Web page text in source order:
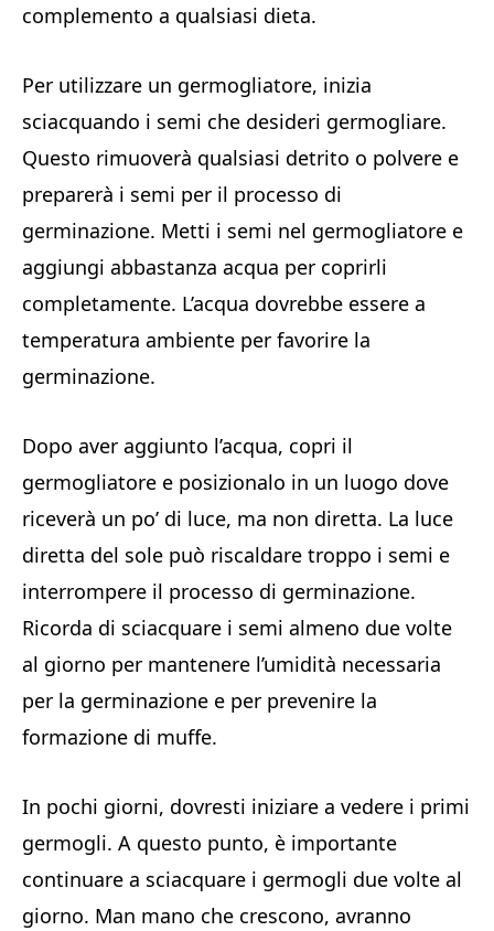
complemento a qualsiasi dieta.
Per utilizzare un germogliatore, inizia
sciacquando i semi che desideri germogliare.
Questo rimuoverà qualsiasi detrito o polvere e
preparerà i semi per il processo di
germinazione. Metti i semi nel germogliatore e
aggiungi abbastanza acqua per coprirli
completamente. L’acqua dovrebbe essere a
temperatura ambiente per favorire la
germinazione.
Dopo aver aggiunto l’acqua, copri il
germogliatore e posizionalo in un luogo dove
riceverà un po’ di luce, ma non diretta. La luce
diretta del sole può riscaldare troppo i semi e
interrompere il processo di germinazione.
Ricorda di sciacquare i semi almeno due volte
al giorno per mantenere l’umidità necessaria
per la germinazione e per prevenire la
formazione di muffe.
In pochi giorni, dovresti iniziare a vedere i primi
germogli. A questo punto, è importante
continuare a sciacquare i germogli due volte al
giorno. Man mano che crescono, avranno